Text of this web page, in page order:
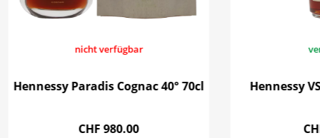
nicht verfügbar
Hennessy Paradis Cognac 40° 70cl
CHF 980.00
Hennessy